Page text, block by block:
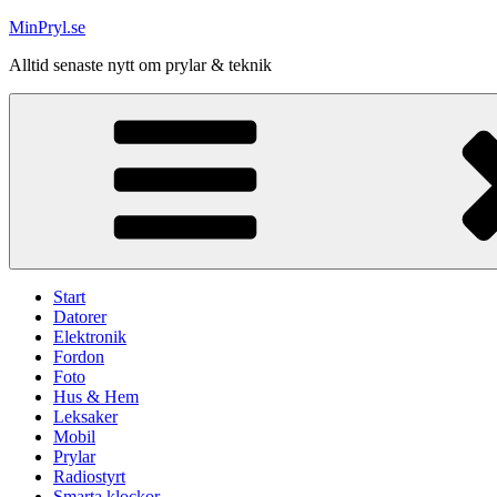
Hoppa
innehåll
MinPryl.se
Alltid senaste nytt om prylar & teknik
Start
Datorer
Elektronik
Fordon
Foto
Hus & Hem
Leksaker
Mobil
Prylar
Radiostyrt